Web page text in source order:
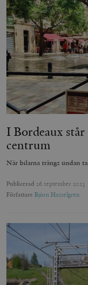
I Bordeaux
centrum
När bilarna trängs undan
Publicerad 26 september 2023
Författare Björn Hasselgren